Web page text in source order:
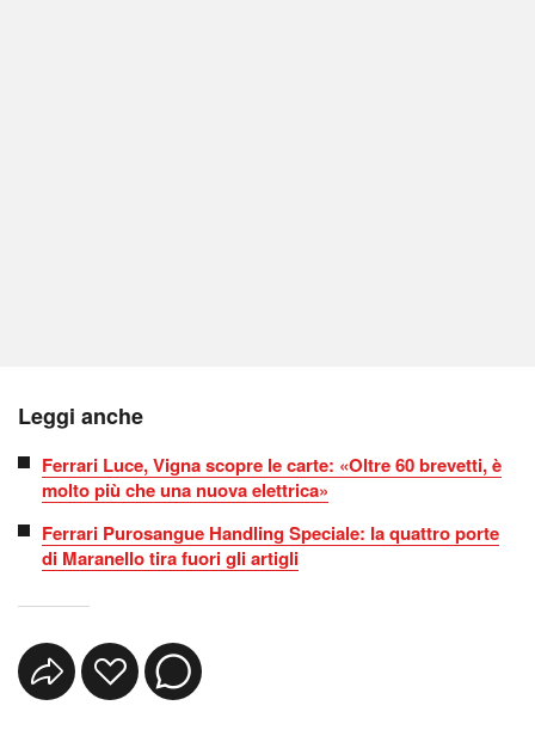
Leggi anche
Ferrari Luce, Vigna scopre le carte: «Oltre 60 brevetti, è
molto più che una nuova elettrica»
Ferrari Purosangue Handling Speciale: la quattro porte
di Maranello tira fuori gli artigli